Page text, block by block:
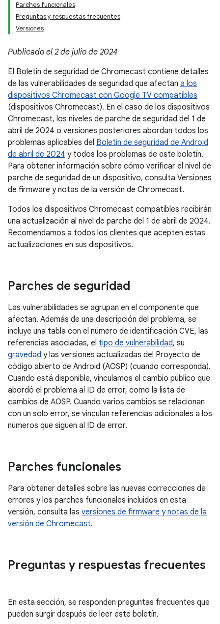
Parches funcionales
Preguntas y respuestas frecuentes
Versiones
Publicado el 2 de julio de 2024
El Boletín de seguridad de Chromecast contiene detalles
de las vulnerabilidades de seguridad que afectan a los
dispositivos Chromecast con Google TV compatibles
(dispositivos Chromecast). En el caso de los dispositivos
Chromecast, los niveles de parche de seguridad del 1 de
abril de 2024 o versiones posteriores abordan todos los
problemas aplicables del Boletín de seguridad de Android
de abril de 2024 y todos los problemas de este boletín.
Para obtener información sobre cómo verificar el nivel de
parche de seguridad de un dispositivo, consulta Versiones
de firmware y notas de la versión de Chromecast.
Todos los dispositivos Chromecast compatibles recibirán
una actualización al nivel de parche del 1 de abril de 2024.
Recomendamos a todos los clientes que acepten estas
actualizaciones en sus dispositivos.
Parches de seguridad
Las vulnerabilidades se agrupan en el componente que
afectan. Además de una descripción del problema, se
incluye una tabla con el número de identificación CVE, las
referencias asociadas, el tipo de vulnerabilidad, su
gravedad y las versiones actualizadas del Proyecto de
código abierto de Android (AOSP) (cuando corresponda).
Cuando está disponible, vinculamos el cambio público que
abordó el problema al ID de error, como la lista de
cambios de AOSP. Cuando varios cambios se relacionan
con un solo error, se vinculan referencias adicionales a los
números que siguen al ID de error.
Parches funcionales
Para obtener detalles sobre las nuevas correcciones de
errores y los parches funcionales incluidos en esta
versión, consulta las versiones de firmware y notas de la
versión de Chromecast.
Preguntas y respuestas frecuentes
En esta sección, se responden preguntas frecuentes que
pueden surgir después de leer este boletín.